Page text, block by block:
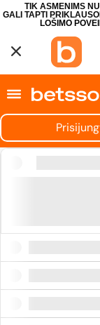
TIK ASMENIMS
GALI TAPTI
LOŠIMO